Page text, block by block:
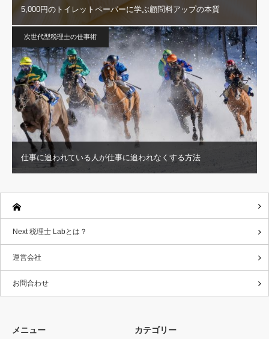
5,000円のトイレットペーパーに学ぶ顧問料アップの本質
次世代型税理士の仕事術
仕事に追われている人が仕事に追われなくする方法
Next 税理士 Labとは？
運営会社
お問合わせ
メニュー カテゴリー